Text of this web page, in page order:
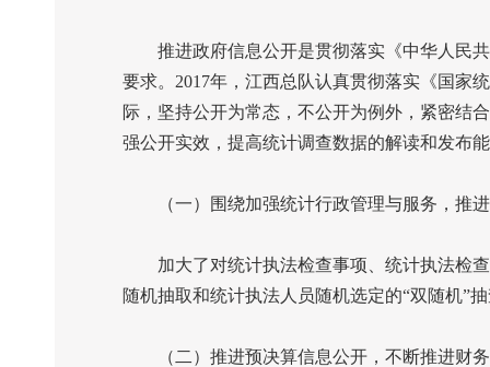
推进政府信息公开是贯彻落实《中华人民共
要求。 2017年，江西总队认真贯彻落实《国家
际，坚持公开为常态，不公开为例外，紧密结
强公开实效，提高统计调查数据的解读和发布
（一）围绕加强统计行政管理与服务，推进
加大了对统计执法检查事项、统计执法检查
随机抽取和统计执法人员随机选定的“双随机”
（二）推进预决算信息公开，不断推进财务